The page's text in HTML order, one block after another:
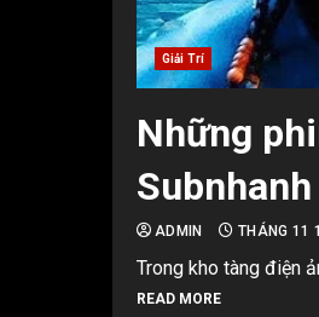
Giải Trí
Những
Subnhanh
ADMIN THÁNG 11
Trong kho tàng điện
READ MORE